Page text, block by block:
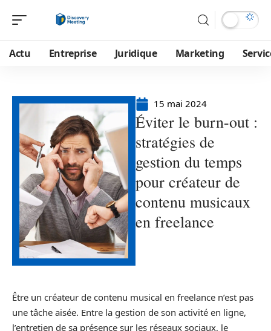
Actu Entreprise Juridique Marketing
15 mai 2024
Éviter le burn-out :
stratégies de
gestion du temps
pour créateur de
contenu musicaux
en freelance
Être un créateur de contenu musical en freelance n’est pas
une tâche aisée. Entre la gestion de son activité en ligne,
l’entretien de sa présence sur les réseaux sociaux, le